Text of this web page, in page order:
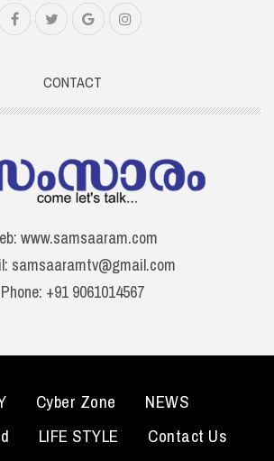
CONTACT
www.samsaaram.com
samsaaramtv@gmail.com
Phone: +91 9061014567
Cyber Zone
NEWS
LIFE STYLE Contact Us